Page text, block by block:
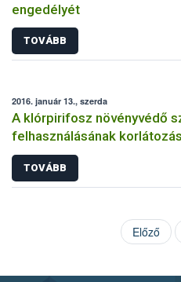
engedélyét
TOVÁBB
2016. január 13., szerda
A klórpirifosz növényvédő
felhasználásának
TOVÁBB
Előző